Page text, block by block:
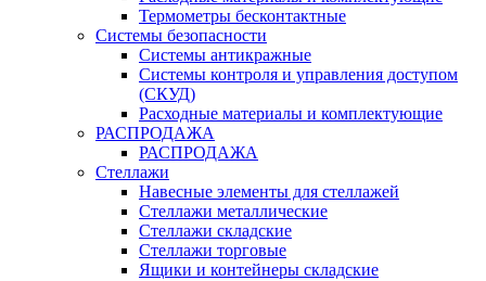
Термометры бесконтактные
Системы безопасности
Системы антикражные
Системы контроля и управления доступом
(СКУД)
Расходные материалы и комплектующие
РАСПРОДАЖА
РАСПРОДАЖА
Стеллажи
Навесные элементы для стеллажей
Стеллажи металлические
Стеллажи складские
Стеллажи торговые
Ящики и контейнеры складские